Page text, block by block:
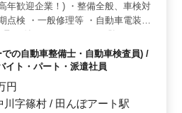
勤で、残業は月10時間程度と少
っており、安心して働ける環境
年歓迎企業！) ・整備全般、車検対
点検 ・一般修理等 ・自動車電装品
ます！ ＊シニア層歓迎（50代の技
中） ＊検査員資格ある方優遇☆
の自動車整備士・自動車検査員) /
イト・パート・派遣社員
円
字篠村 / 田んぼアート駅